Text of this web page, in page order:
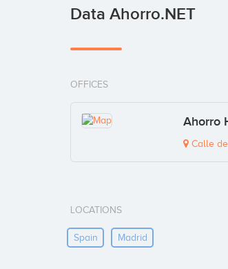
Data Ahorro.NET
OFFICES
Ahorro
Calle de
LOCATIONS
Spain Madrid